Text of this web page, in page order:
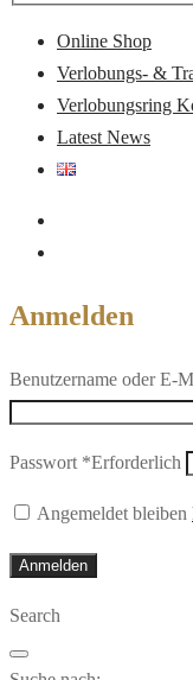
Online Shop
Verlobungs- &
Verlobungsring
Latest News
Anmelden
Benutzername oder E-
Passwort *Erforderlich
Angemeldet bleiben
Anmelden
Search